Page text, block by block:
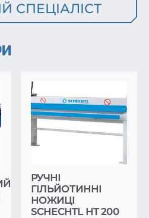
СПЕЦІАЛІСТ
РУЧНІ
ГІЛЬЙОТИННІ
НОЖИЦІ
SCHECHTL HT 200